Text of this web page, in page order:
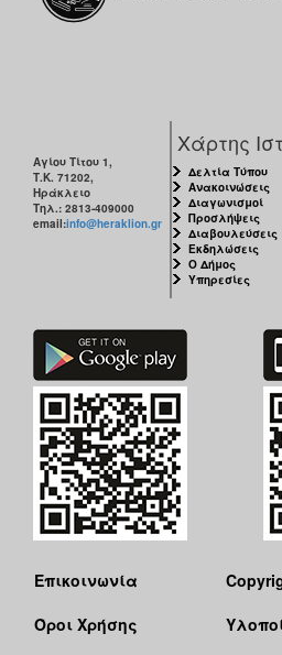
Αγίου Τίτου 1,
Τ.Κ. 71202,
Ηράκλειο
Τηλ.: 2813-409000
email:info@heraklion.gr
Χάρτης
Δελτία Τύπου
Ανακοινώσεις
Διαγωνισμοί
Προσλήψεις
Διαβουλεύσεις
Εκδηλώσεις
Ο Δήμος
Υπηρεσίες
Επικοινωνία
Όροι Χρήσης